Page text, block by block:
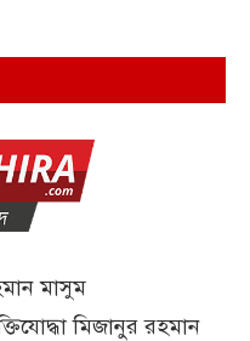
মাসুম
মিজানুর রহমান